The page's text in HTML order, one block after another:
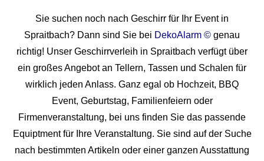
Sie suchen noch nach Geschirr für Ihr Event in
Spraitbach? Dann sind Sie bei DekoAlarm © genau
richtig! Unser Geschirrverleih in Spraitbach verfügt über
ein großes Angebot an Tellern, Tassen und Schalen für
wirklich jeden Anlass. Ganz egal ob Hochzeit, BBQ
Event, Geburtstag, Familienfeiern oder
Firmenveranstaltung, bei uns finden Sie das passende
Equiptment für Ihre Veranstaltung. Sie sind auf der Suche
nach bestimmten Artikeln oder einer ganzen Ausstattung